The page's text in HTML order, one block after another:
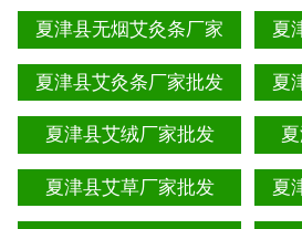
夏津县无烟艾灸条厂家 夏
夏津县艾灸条厂家批发 夏
夏津县艾绒厂家批发
夏津县艾草厂家批发 夏